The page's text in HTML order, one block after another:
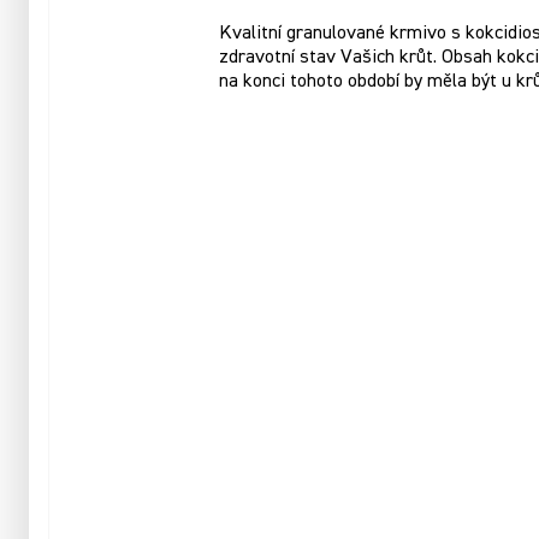
Kvalitní granulované krmivo s
zdravotní stav Vašich krůt. Obsah
na konci tohoto období by měla být u